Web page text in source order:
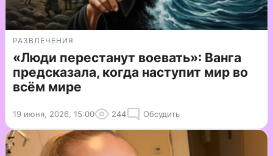
РАЗВЛЕЧЕНИЯ
«Люди перестанут воевать»: Ванга
предсказала, когда наступит мир во
всём мире
19 июня, 2026, 15:00 244 Обсудить